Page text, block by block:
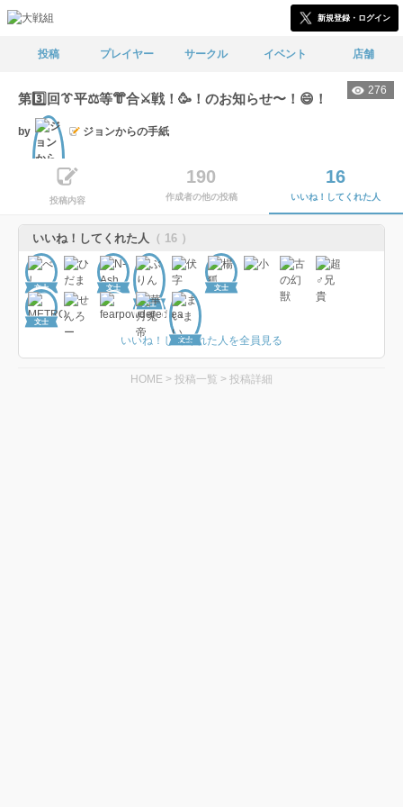
新規登録・ログイン
投稿 プレイヤー サークル イベント 店舗
276
第3️⃣回👔平⚖️等👘合⚔️戦！🥳！のお知らせ〜！😄！
by
文士
ジョンからの手紙
投稿内容
190
作成者の他の投稿
16
いいね！してくれた人
いいね！してくれた人 （ 16 ）
文士 文士
文士
文士
文士
文士
いいね！してくれた人を全員見る
HOME > 投稿一覧 > 投稿詳細